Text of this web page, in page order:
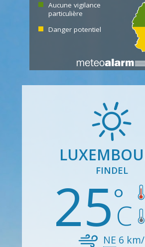
Aucune vigilance
particulière
Danger potentiel
FINDEL
25NE 6